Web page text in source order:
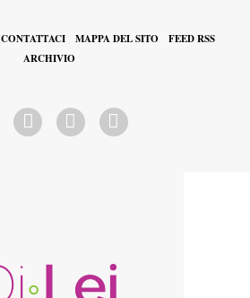
CONTATTACI MAPPA DEL SITO
FEED RSS
ARCHIVIO